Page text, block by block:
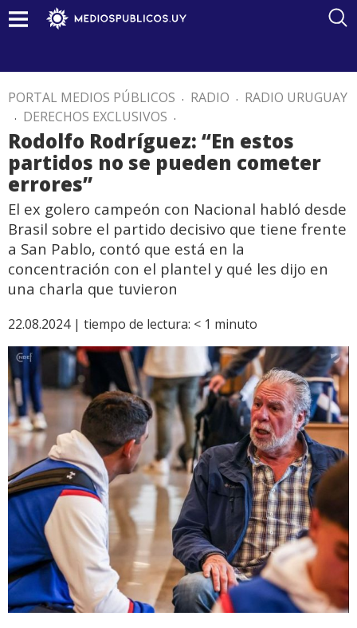
PORTAL MEDIOS PÚBLICOS . RADIO . RADIO URUGUAY
. DERECHOS EXCLUSIVOS .
Rodolfo Rodríguez: “En estos
partidos no se pueden cometer
errores”
El ex golero campeón con Nacional habló desde
Brasil sobre el partido decisivo que tiene frente
a San Pablo, contó que está en la
concentración con el plantel y qué les dijo en
una charla que tuvieron
22.08.2024 | tiempo de lectura: < 1 minuto